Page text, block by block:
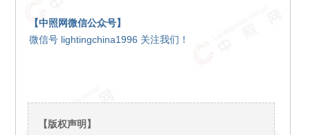
【中照网微信公众号】
微信号 lightingchina1996 关注我们！
【版权声明】